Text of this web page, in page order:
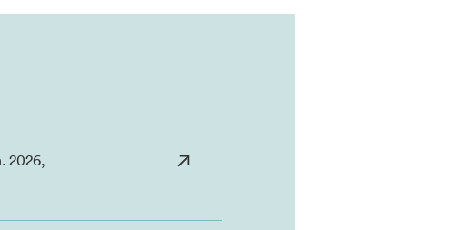
2026,